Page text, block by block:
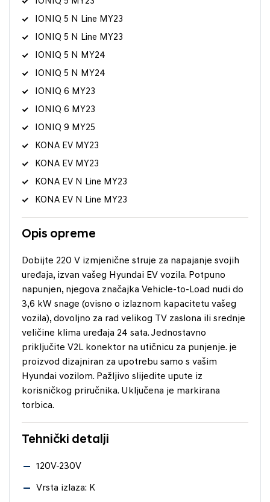
IONIQ 5 N Line MY23
IONIQ 5 N Line MY23
IONIQ 5 N MY24
IONIQ 5 N MY24
IONIQ 6 MY23
IONIQ 6 MY23
IONIQ 9 MY25
KONA EV MY23
KONA EV MY23
KONA EV N Line MY23
KONA EV N Line MY23
Opis opreme
Dobijte 220 V izmjenične struje za napajanje svojih
uređaja, izvan vašeg Hyundai EV vozila. Potpuno
napunjen, njegova značajka Vehicle-to-Load nudi do
3,6 kW snage (ovisno o izlaznom kapacitetu vašeg
vozila), dovoljno za rad velikog TV zaslona ili srednje
veličine klima uređaja 24 sata. Jednostavno
priključite V2L konektor na utičnicu za punjenje. je
proizvod dizajniran za upotrebu samo s vašim
Hyundai vozilom. Pažljivo slijedite upute iz
korisničkog priručnika. Uključena je markirana
torbica.
Tehnički detalji
120V-230V
Vrsta izlaza: K